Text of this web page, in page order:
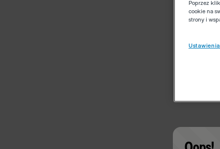
Poprzez
cookie na
strony i